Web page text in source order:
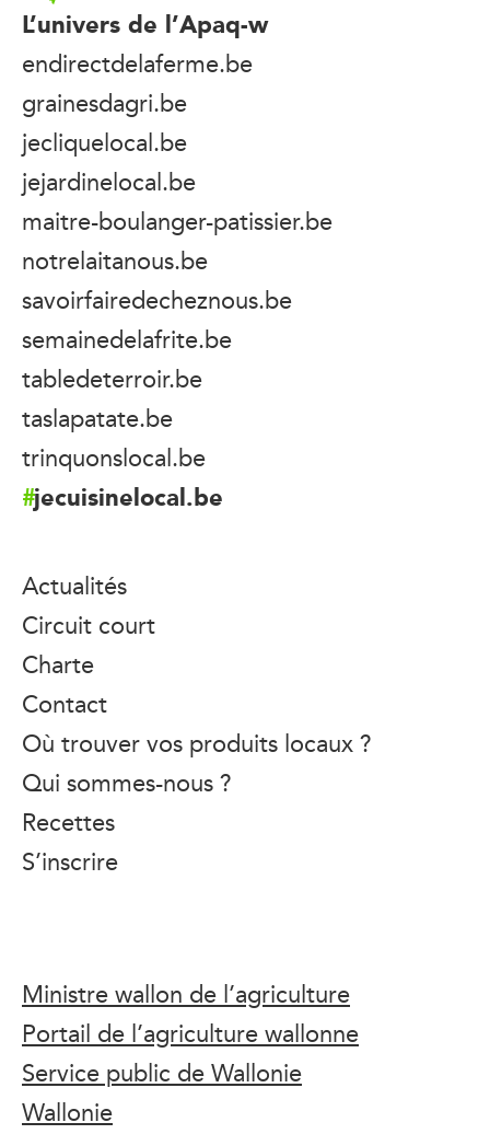
L’univers de l’Apaq-w
endirectdelaferme.be
grainesdagri.be
jecliquelocal.be
jejardinelocal.be
maitre-boulanger-patissier.be
notrelaitanous.be
savoirfairedecheznous.be
semainedelafrite.be
tabledeterroir.be
taslapatate.be
trinquonslocal.be
jecuisinelocal.be
Actualités
Circuit court
Charte
Contact
Où trouver vos produits locaux ?
Qui sommes-nous ?
Recettes
S’inscrire
Ministre wallon de l’agriculture
Portail de l’agriculture wallonne
Service public de Wallonie
Wallonie